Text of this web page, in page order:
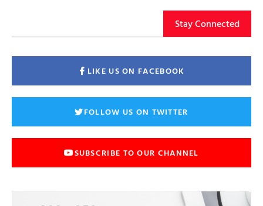
Stay Connected
LIKE US ON FACEBOOK
FOLLOW US ON TWITTER
SUBSCRIBE TO OUR CHANNEL